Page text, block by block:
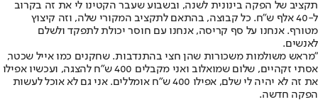
תקציב של הפקה בינונית לשנה, ובשבוע שעבר הקטינו לי את זה בקרוב
ל-40 אלף ש"ח. כל קבוצה, בהתאם לתקציב המקורי שלה, וזה קיצוץ
מטורף. אנחנו על סף קריסה, אנחנו עם חוסר יכולת לתפקד ולשלם
לאנשים.
"מראש משולמות משכורות שהן חצי בהתנדבות. שחקנים כמו אייל שכטר,
אסתי זקהיים, שלום שמואלוב ואני מקבלים 400 ש"ח להצגה, ועכשיו אפילו
את זה לא יהיה לי שלם, אפילו 400 ש"ח אומללים. אני גם לא אוכל לעשות
הפקה חדשה.